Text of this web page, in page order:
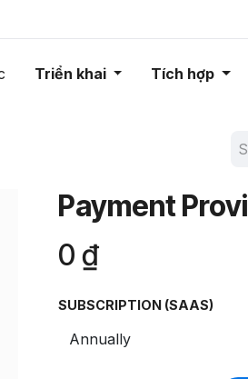
Triển khai Tích hợp
Payment
0 ₫
SUBSCRIPTION (SAAS)